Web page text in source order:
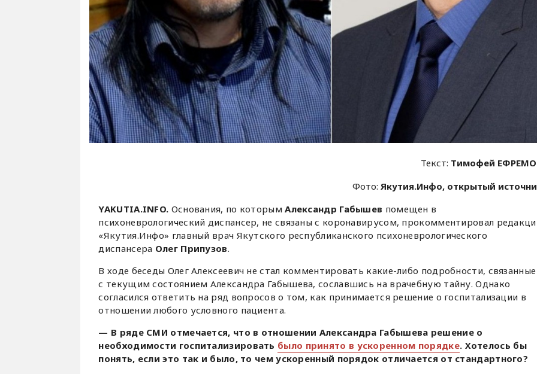
Текст: Тимофей
Фото:Якутия.Инфо, открытый
YAKUTIA.INFO. Основания, по которымАлександр Габышев помещен в
психоневрологический диспансер, не связаны с коронавирусом, прокомментировал
«Якутия.Инфо» главный врач Якутского республиканского психоневрологического
диспансера Олег Припузов.
В ходе беседы Олег Алексеевич не стал комментировать какие-либо подробности, связанные
с текущим состоянием Александра Габышева, сославшись на врачебную тайну. Однако
согласился ответить на ряд вопросов о том, как принимается решение о госпитализации в
отношении любого условного пациента.
— В ряде СМИ отмечается, что в отношении Александра Габышева решение о
необходимости госпитализировать было принято в ускоренном порядке. Хотелось бы
понять, если это так и было, то чем ускоренный порядок отличается от стандартного?